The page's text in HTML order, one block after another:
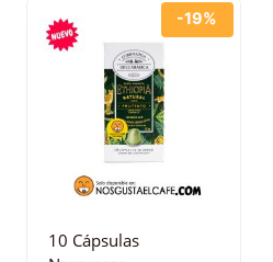
-19%
10 Cápsulas